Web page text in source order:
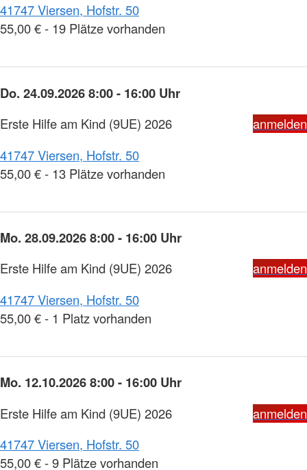
41747 Viersen, Hofstr. 50
55,00 € - 19 Plätze vorhanden
Do. 24.09.2026 8:00 - 16:00 Uhr
Erste Hilfe am Kind (9UE) 2026
anmelden
41747 Viersen, Hofstr. 50
55,00 € - 13 Plätze vorhanden
Mo. 28.09.2026 8:00 - 16:00 Uhr
Erste Hilfe am Kind (9UE) 2026
anmelden
41747 Viersen, Hofstr. 50
55,00 € - 1 Platz vorhanden
Mo. 12.10.2026 8:00 - 16:00 Uhr
Erste Hilfe am Kind (9UE) 2026
anmelden
41747 Viersen, Hofstr. 50
55,00 € - 9 Plätze vorhanden